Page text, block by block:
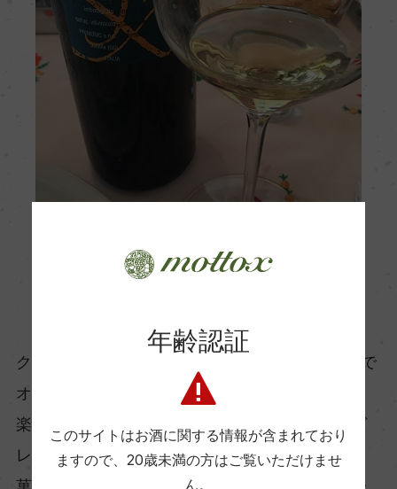
クリンは4つの品種が個性を奏でることで、まるで
オーケストラのようにまとまり、複雑な味わいを
楽しめるワインです。若いうちはフレッシュなグ
レープフルーツの香りが印象的でトーストや焼き
年齢認証
このサイトはお酒に関する情報が含まれており
ますので、 20歳未満の方はご覧いただけませ
ん。